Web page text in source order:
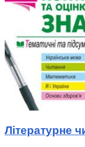
Літературне